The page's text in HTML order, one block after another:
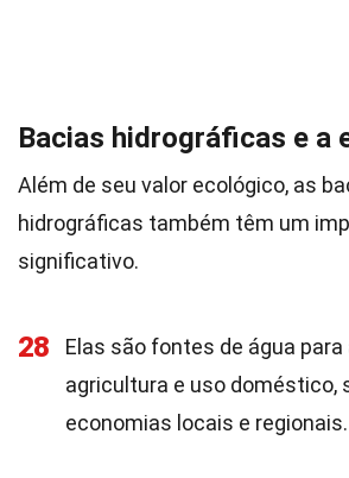
Bacias hidrográficas e a
Além de seu valor ecológico, as
hidrográficas também têm um
significativo.
28
Elas são fontes de água
agricultura e uso doméstico,
economias locais e regionais.